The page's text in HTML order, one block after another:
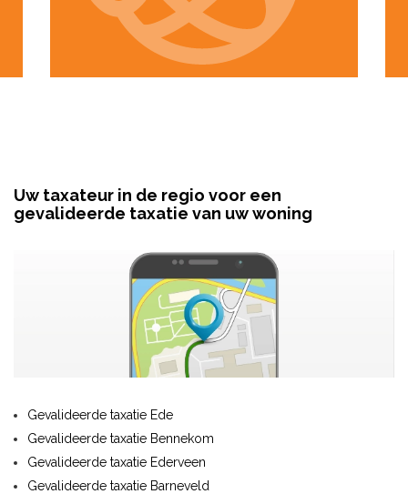
Uw taxateur in de regio voor een
gevalideerde taxatie van uw woning
Gevalideerde taxatie Ede
Gevalideerde taxatie Bennekom
Gevalideerde taxatie Ederveen
Gevalideerde taxatie Barneveld